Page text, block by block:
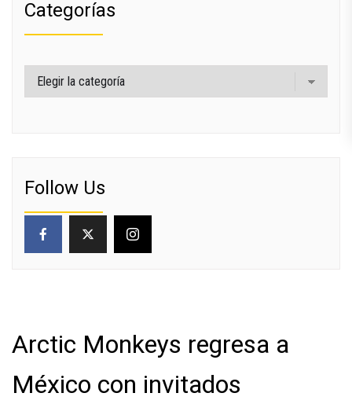
Arctic Monkeys regresa a
México con invitados
Categorías
Categorías
Follow Us